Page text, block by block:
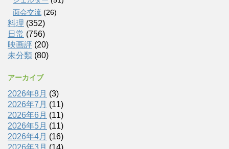
面会交流 (26)
料理 (352)
日常 (756)
映画評 (20)
未分類 (80)
アーカイブ
2026年8月 (3)
2026年7月 (11)
2026年6月 (11)
2026年5月 (11)
2026年4月 (16)
2026年3月 (14)